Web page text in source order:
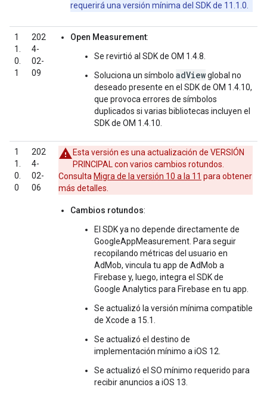
requerirá una versión mínima del SDK de 11.1.0.
1
1.
0.
1
202
4-
02-
09
Open Measurement:
Se revirtió al SDK de OM 1.4.8.
Soluciona un símbolo adViewglobal no
deseado presente en el SDK de OM 1.4.10,
que provoca errores de símbolos
duplicados si varias bibliotecas incluyen el
SDK de OM 1.4.10.
1
1.
0.
0
202
4-
02-
06
Esta versión es una actualización de VERSIÓN
PRINCIPAL con varios cambios rotundos.
Consulta Migra de la versión 10 a la 11 para obtener
más detalles.
Cambios rotundos:
El SDK ya no depende directamente de
GoogleAppMeasurement. Para seguir
recopilando métricas del usuario en
AdMob, vincula tu app de AdMob a
Firebase y, luego, integra el SDK de
Google Analytics para Firebase en tu app.
Se actualizó la versión mínima compatible
de Xcode a 15.1.
Se actualizó el destino de
implementación mínimo a iOS 12.
Se actualizó el SO mínimo requerido para
recibir anuncios a iOS 13.